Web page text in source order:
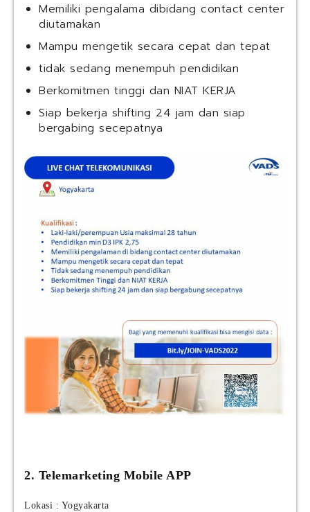
Memiliki pengalama dibidang contact center
diutamakan
Mampu mengetik secara cepat dan tepat
tidak sedang menempuh pendidikan
Berkomitmen tinggi dan NIAT KERJA
Siap bekerja shifting 24 jam dan siap
bergabing secepatnya
2. Telemarketing Mobile APP
Lokasi : Yogyakarta